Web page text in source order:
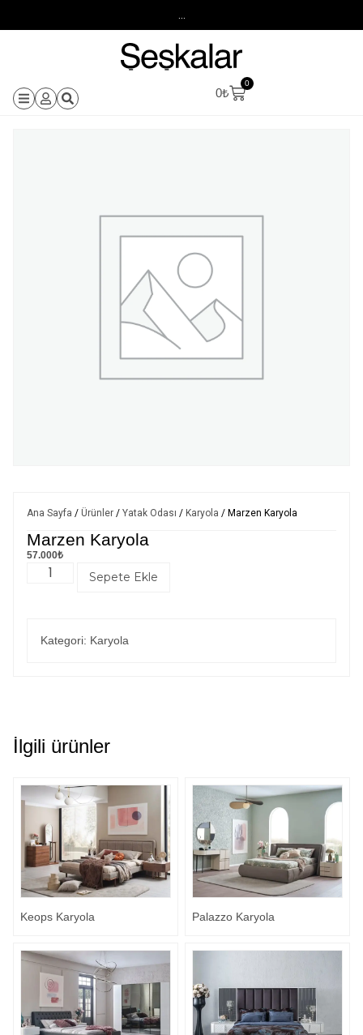
0₺
0
Ana Sayfa / Ürünler / Yatak Odası / Karyola / Marzen Karyola
Marzen Karyola
57.000₺
Sepete Ekle
Kategori: Karyola
İlgili ürünler
Keops Karyola Palazzo Karyola